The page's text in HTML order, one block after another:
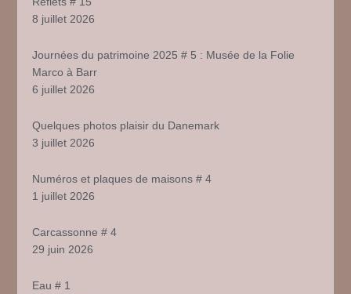
8 juillet 2026
Journées du patrimoine 2025 # 5 : Musée de la Folie
Marco à Barr
6 juillet 2026
Quelques photos plaisir du Danemark
3 juillet 2026
Numéros et plaques de maisons # 4
1 juillet 2026
Carcassonne # 4
29 juin 2026
Eau # 1